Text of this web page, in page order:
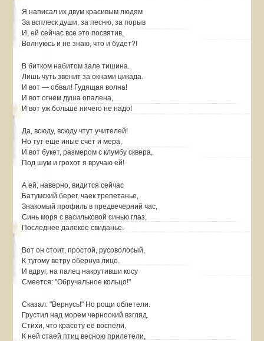
Я написал их двум красивым людям
За всплеск души, за песню, за порыв
И, ей сейчас все это посвятив,
Волнуюсь и не знаю, что и будет?!
В битком набитом зале тишина.
Лишь чуть звенит за окнами цикада.
И вот — обвал! Гудящая волна!
И вот огнем душа опалена,
И вот уж больше ничего не надо!
Да, всюду, всюду чтут учителей!
Но тут еще иные счет и мера,
И вот букет, размером с клумбу сквера,
Под шум и грохот я вручаю ей!
А ей, наверно, видится сейчас
Батумский берег, чаек трепетанье,
Знакомый профиль в предвечерний час,
Синь моря с васильковой синью глаз,
Последнее далекое свиданье.
Вот он стоит, простой, русоволосый,
К тугому ветру обернув лицо.
И вдруг, на палец накрутивши косу
Смеется: "Обручальное кольцо!"
Сказал: "Вернусь!" Но рощи облетели.
Грустил над морем черноокий взгляд.
Стихи, что красоту ее воспели,
К ней стаей птиц весною прилетели,